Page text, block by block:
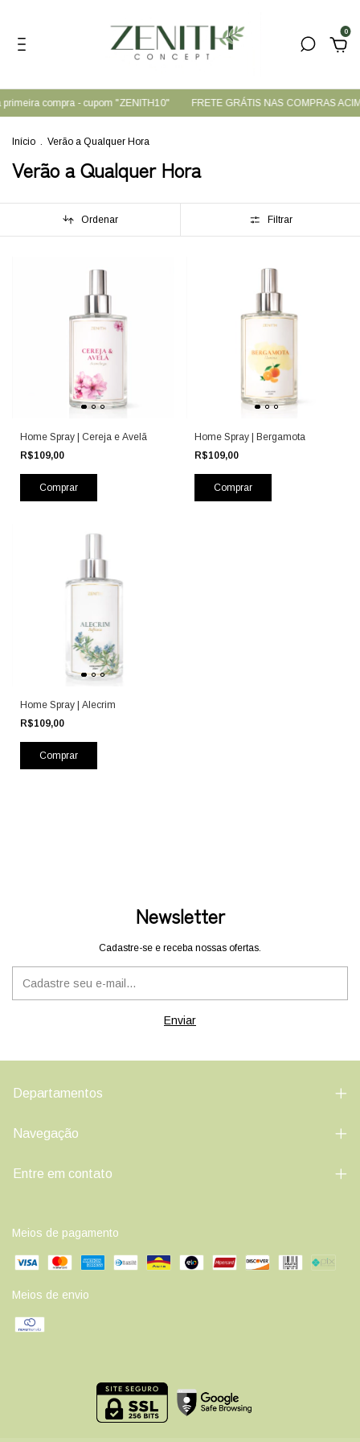
0
compra - cupom "ZENITH10" FRETE GRÁTIS NAS COMPRAS
Início . Verão a Qualquer Hora
Verão a Qualquer Hora
Ordenar Filtrar
Home Spray | Cereja e Avelã
R$109,00
Home Spray | Bergamota
R$109,00
Home Spray | Alecrim
R$109,00
Newsletter
Cadastre-se e receba nossas ofertas.
Departamentos
Navegação
Entre em contato
Meios de pagamento
Meios de envio